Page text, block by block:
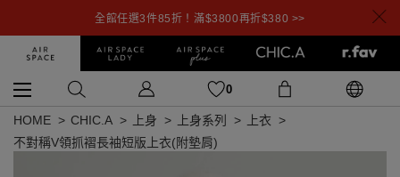
全館任選3件85折！滿$3800再折$380 >>
0
HOME CHIC.A 上身 上身系列
上衣
不對稱V領抓褶長袖短版上衣(附墊肩)